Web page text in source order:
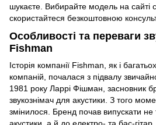
шукаєте. Вибирайте модель на сайті
скористайтеся безкоштовною
Особливості та переваги
Fishman
Історія компанії Fishman, як і
компаній, почалася з підвалу
1981 року Ларрі Фішман, засновник
звукознімач для акустики. З того
змінилося. Бренд почав випускати не